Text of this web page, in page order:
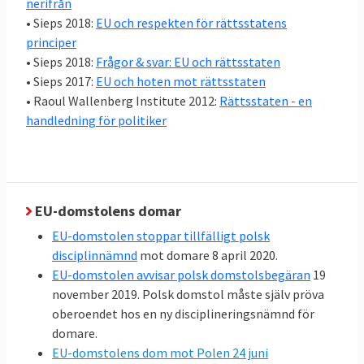
I artikel 2 i EU:s grundlag Lissabonfördraget
uppges rättsstaten som en del av EU:s
värderingar.
I juni 2013 slog EU-ländernas
justitieministrar fast att “
rättigheterna”.
Rättsstatlighet är sedan 1993 även ett av
kriterierna som ett land måste uppfylla för
att bli EU-medlem, se
Köpenhamnskriterierna.
2. Varför är rättsstatlighet viktigt i EU?
• Sieps 2018: EU och respekten för rättsstatens
principer
• Sieps 2018: Frågor & svar: EU och rättsstaten
• Sieps 2017: EU och hoten mot rättsstaten
• Raoul Wallenberg Institute 2012: Rättsstaten - en
handledning för politiker
EU-domstolens domar
EU-domstolen stoppar tillfälligt polsk
disciplinnämnd mot domare 8 april 2020.
EU-domstolen avvisar polsk domstolsbegäran 19
november 2019. Polsk domstol måste själv pröva
oberoendet hos en ny disciplineringsnämnd för
domare.
EU-domstolens dom mot Polen 24 juni